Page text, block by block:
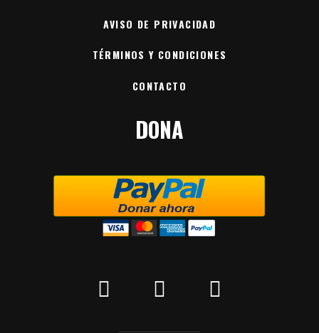
AVISO DE PRIVACIDAD
TÉRMINOS Y CONDICIONES
CONTACTO
DONA